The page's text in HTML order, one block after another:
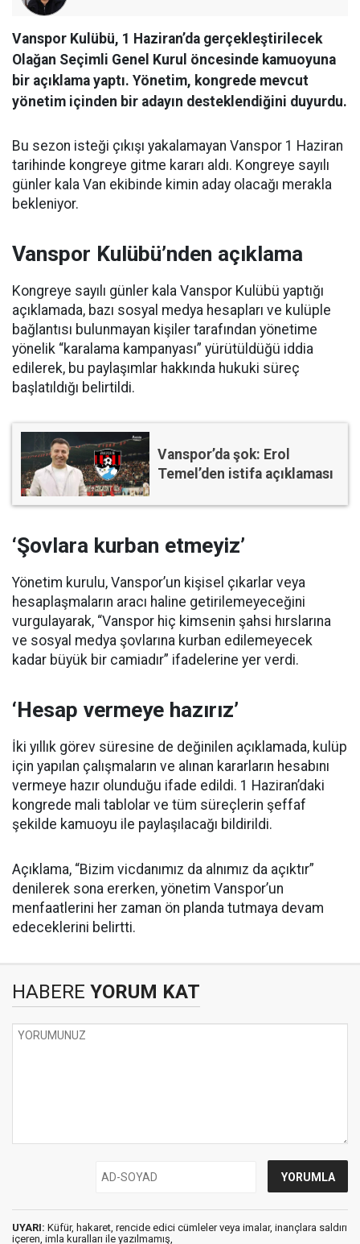
Vanspor Kulübü, 1 Haziran’da gerçekleştirilecek
Olağan Seçimli Genel Kurul öncesinde kamuoyuna
bir açıklama yaptı. Yönetim, kongrede mevcut
yönetim içinden bir adayın desteklendiğini duyurdu.
Bu sezon isteği çıkışı yakalamayan Vanspor 1 Haziran
tarihinde kongreye gitme kararı aldı. Kongreye sayılı
günler kala Van ekibinde kimin aday olacağı merakla
bekleniyor.
Vanspor Kulübü’nden açıklama
Kongreye sayılı günler kala Vanspor Kulübü yaptığı
açıklamada, bazı sosyal medya hesapları ve kulüple
bağlantısı bulunmayan kişiler tarafından yönetime
yönelik “karalama kampanyası” yürütüldüğü iddia
edilerek, bu paylaşımlar hakkında hukuki süreç
başlatıldığı belirtildi.
Vanspor’da şok: Erol
Temel’den istifa açıklaması
‘Şovlara kurban etmeyiz’
Yönetim kurulu, Vanspor’un kişisel çıkarlar veya
hesaplaşmaların aracı haline getirilemeyeceğini
vurgulayarak, “Vanspor hiç kimsenin şahsi hırslarına
ve sosyal medya şovlarına kurban edilemeyecek
kadar büyük bir camiadır” ifadelerine yer verdi.
‘Hesap vermeye hazırız’
İki yıllık görev süresine de değinilen açıklamada, kulüp
için yapılan çalışmaların ve alınan kararların hesabını
vermeye hazır olunduğu ifade edildi. 1 Haziran’daki
kongrede mali tablolar ve tüm süreçlerin şeffaf
şekilde kamuoyu ile paylaşılacağı bildirildi.
Açıklama, “Bizim vicdanımız da alnımız da açıktır”
denilerek sona ererken, yönetim Vanspor’un
menfaatlerini her zaman ön planda tutmaya devam
edeceklerini belirtti.
HABERE YORUM KAT
UYARI: Küfür, hakaret, rencide edici cümleler veya imalar, inançlara saldırı
içeren, imla kuralları ile yazılmamış,